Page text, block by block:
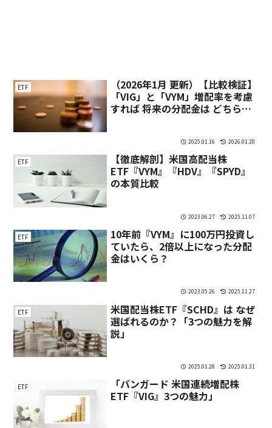
ETF
（2026年1月 更新）【比較検証】
「VIG」と「VYM」増配率を考慮
すれば 将来の分配金は どちらが
2025.01.16 2026.01.20
ETF
【徹底解剖】米国高配当株
ETF『VYM』『HDV』『SPYD』
の本質比較
2023.06.27 2025.11.07
ETF
10年前『VYM』に100万円投資し
ていたら、2倍以上になった分配
金はいくら？
2023.05.26 2025.11.27
ETF
米国配当株ETF『SCHD』は なぜ
選ばれるのか？「3つの魅力を解
説」
2025.01.28 2025.01.31
ETF
「バンガード 米国連続増配株
ETF『VIG』3つの魅力」